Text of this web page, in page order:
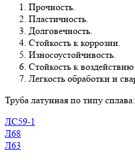
Прочность.
Пластичность.
Долговечность.
Стойкость к коррозии.
Износоустойчивость.
Стойкость к
Легкость обработки и
Труба латунная по типу сплава:
ЛС59-1
Л68
Л63